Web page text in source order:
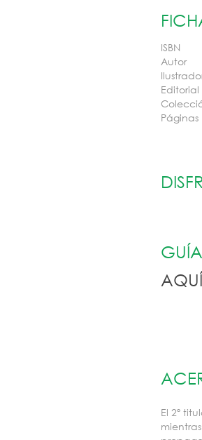
ISBN
Autor
Editorial
Páginas
AQUÍ
El 2º